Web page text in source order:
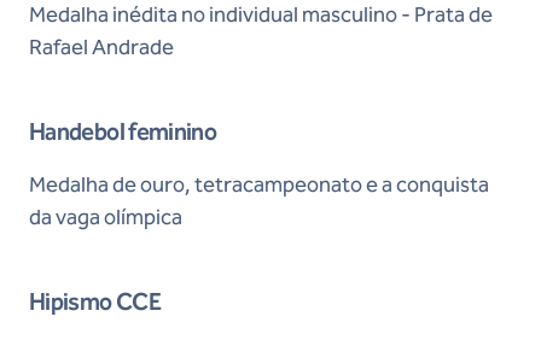
Medalha inédita no individual masculino - Prata de
Rafael Andrade
Handebol feminino
Medalha de ouro, tetracampeonato e a conquista
da vaga olímpica
Hipismo CCE